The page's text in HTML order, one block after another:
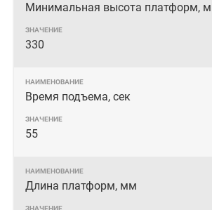
Минимальная высота платформ,
330
Время подъема, сек
55
Длина платформ, мм